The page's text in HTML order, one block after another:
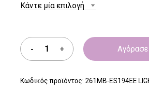
Κάντε μία επιλογή
Κωδικός προϊόντος: 261MB-ES194EE